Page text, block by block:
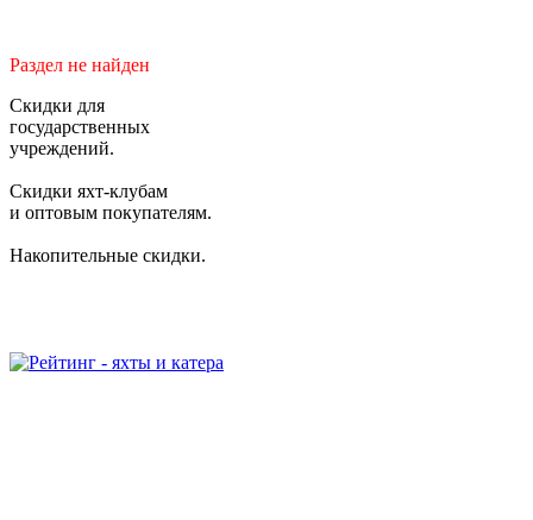
Раздел не найден
Скидки для
государственных
учреждений.
Скидки яхт-клубам
и оптовым покупателям.
Накопительные скидки.